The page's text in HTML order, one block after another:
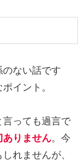
ない話です
イント。
っても過言で
ありません。今
れませんが、